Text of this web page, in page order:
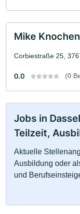
Mike
Corbiestraße 25,
0.0 (0
Jobs in
Teilzeit,
Aktuelle
Ausbildung oder
und